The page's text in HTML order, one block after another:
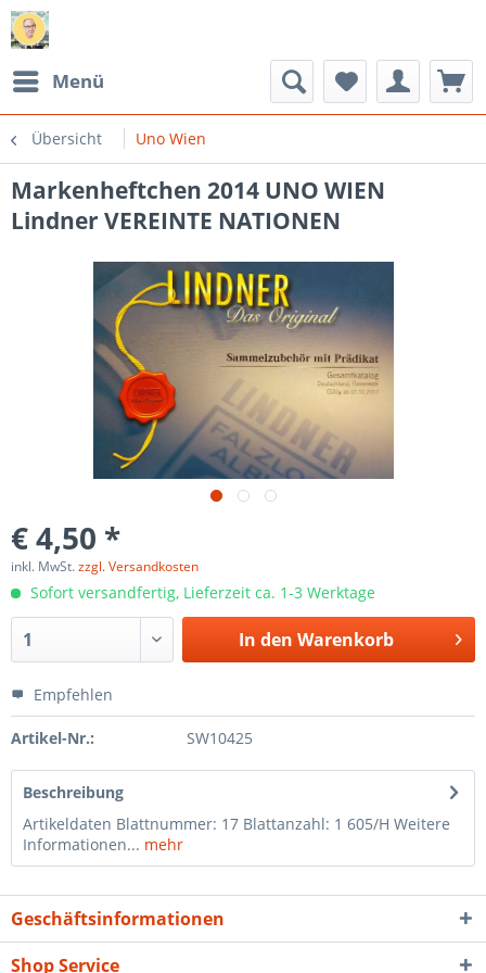
Menü
Übersicht Uno Wien
Markenheftchen 2014 UNO WIEN
Lindner VEREINTE NATIONEN
€ 4,50 *
inkl. MwSt.zzgl. Versandkosten
Sofort versandfertig, Lieferzeit ca. 1-3 Werktage
In den Warenkorb
Empfehlen
Artikel-Nr.: SW10425
Beschreibung
Artikeldaten Blattnummer: 17 Blattanzahl: 1 605/H Weitere
Informationen... mehr
Geschäftsinformationen
Shop Service